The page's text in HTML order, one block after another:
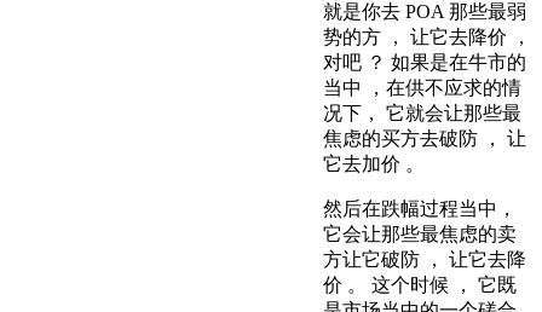
就是你去 POA 那些最弱
势的方 ， 让它去降价 ，
对吧 ？ 如果是在牛市的
当中 ，在供不应求的情
况下， 它就会让那些最
焦虑的买方去破防 ， 让
它去加价 。
然后在跌幅过程当中，
它会让那些最焦虑的卖
方让它破防 ， 让它去降
价 。 这个时候 ， 它既